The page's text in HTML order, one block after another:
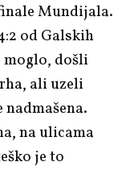
Mundijala.
od Galskih
došli
ali uzeli
na ulicama
je to